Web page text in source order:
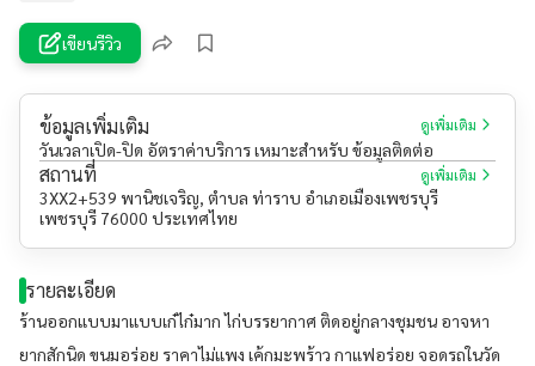
เขียนรีวิว
ข้อมูลเพิ่มเติม ดูเพิ่มเติม
วันเวลาเปิด-ปิด อัตราค่าบริการ เหมาะสำหรับ ข้อมูลติดต่อ
สถานที่ ดูเพิ่มเติม
3XX2+539 พานิชเจริญ, ตำบล ท่าราบ อำเภอเมืองเพชรบุรี
เพชรบุรี 76000 ประเทศไทย
รายละเอียด
ร้านออกแบบมาแบบเก๋ไก๋มาก ไก่บรรยากาศ ติดอยู่กลางชุมชน อาจหา
ยากสักนิด ขนมอร่อย ราคาไม่แพง เค้กมะพร้าว กาแฟอร่อย จอดรถในวัด